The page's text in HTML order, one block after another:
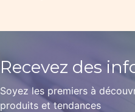
Recevez des
Soyez les premiers à
produits et tendances